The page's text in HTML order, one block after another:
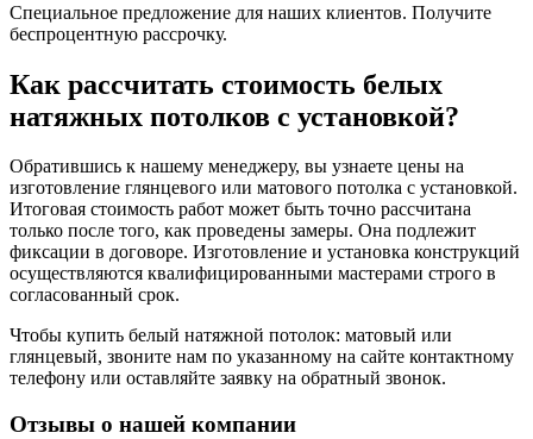
Специальное предложение для наших клиентов. Получите
беспроцентную рассрочку.
Как рассчитать стоимость белых
натяжных потолков с установкой?
Обратившись к нашему менеджеру, вы узнаете цены на
изготовление глянцевого или матового потолка с установкой.
Итоговая стоимость работ может быть точно рассчитана
только после того, как проведены замеры. Она подлежит
фиксации в договоре. Изготовление и установка конструкций
осуществляются квалифицированными мастерами строго в
согласованный срок.
Чтобы купить белый натяжной потолок: матовый или
глянцевый, звоните нам по указанному на сайте контактному
телефону или оставляйте заявку на обратный звонок.
Отзывы о нашей компании